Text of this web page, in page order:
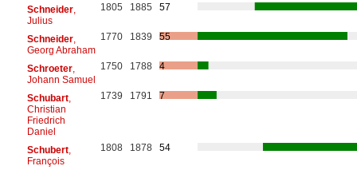
Schneider,
Julius
1805 1885 57
Schneider,
Georg Abraham
1770 1839 55
Schroeter,
Johann Samuel
1750 1788 4
Schubart,
Christian
Friedrich
Daniel
1739 1791 7
Schubert,
François
1808 1878 54